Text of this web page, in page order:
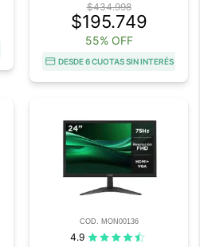
$434.998
$195.749
55% OFF
DESDE 6 CUOTAS SIN INTERÉS
COD. MON00136
4.9